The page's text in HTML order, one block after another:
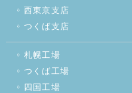
西東京支店
つくば支店
札幌工場
つくば工場
四国工場